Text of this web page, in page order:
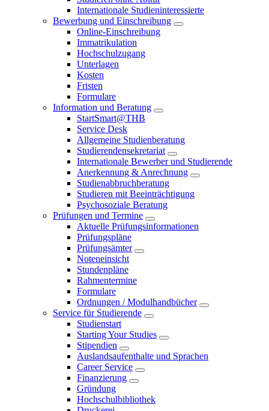
Internationale Studieninteressierte
Bewerbung und Einschreibung
Online-Einschreibung
Immatrikulation
Hochschulzugang
Unterlagen
Kosten
Fristen
Formulare
Information und Beratung
StartSmart@THB
Service Desk
Allgemeine Studienberatung
Studierendensekretariat
Internationale Bewerber und Studierende
Anerkennung & Anrechnung
Studienabbruchberatung
Studieren mit Beeinträchtigung
Psychosoziale Beratung
Prüfungen und Termine
Aktuelle Prüfungsinformationen
Prüfungspläne
Prüfungsämter
Noteneinsicht
Stundenpläne
Rahmentermine
Formulare
Ordnungen / Modulhandbücher
Service für Studierende
Studienstart
Starting Your Studies
Stipendien
Auslandsaufenthalte und Sprachen
Career Service
Finanzierung
Gründung
Hochschulbibliothek